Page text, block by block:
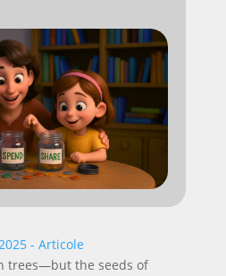
trees—but the seeds of